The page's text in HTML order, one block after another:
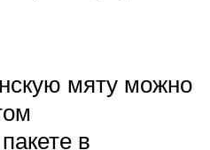
мяту можно
в